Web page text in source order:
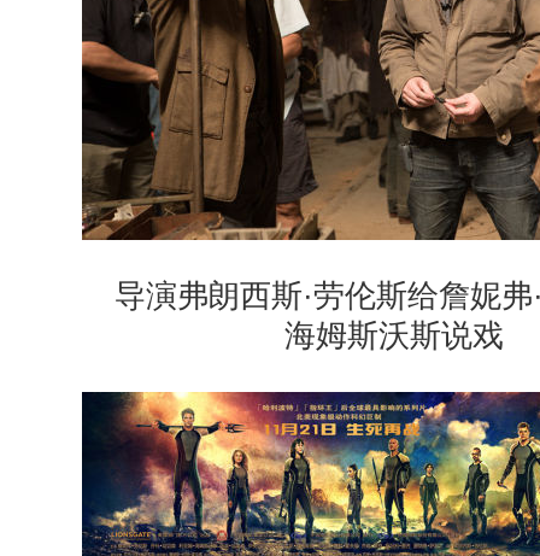
导演弗朗西斯·劳伦斯给詹妮弗
海姆斯沃斯说戏